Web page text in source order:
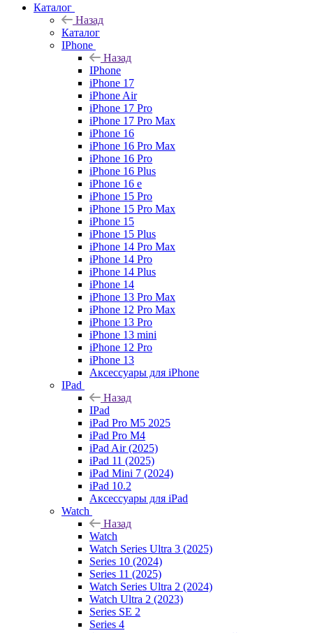
Каталог
Назад
Каталог
IPhone
Назад
IPhone
iPhone 17
iPhone Air
iPhone 17 Pro
iPhone 17 Pro Max
iPhone 16
iPhone 16 Pro Max
iPhone 16 Pro
iPhone 16 Plus
iPhone 16 e
iPhone 15 Pro
iPhone 15 Pro Max
iPhone 15
iPhone 15 Plus
iPhone 14 Pro Max
iPhone 14 Pro
iPhone 14 Plus
iPhone 14
iPhone 13 Pro Max
iPhone 12 Pro Max
iPhone 13 Pro
iPhone 13 mini
iPhone 12 Pro
iPhone 13
Аксессуары для iPhone
IPad
Назад
IPad
iPad Pro M5 2025
iPad Pro M4
iPad Air (2025)
iPad 11 (2025)
iPad Mini 7 (2024)
iPad 10.2
Аксессуары для iPad
Watch
Назад
Watch
Watch Series Ultra 3 (2025)
Series 10 (2024)
Series 11 (2025)
Watch Series Ultra 2 (2024)
Watch Ultra 2 (2023)
Series SE 2
Series 4